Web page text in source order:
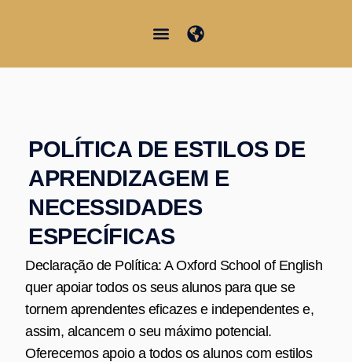
POLÍTICA DE ESTILOS DE
APRENDIZAGEM E
NECESSIDADES
ESPECÍFICAS
Declaração de Política: A Oxford School of English
quer apoiar todos os seus alunos para que se
tornem aprendentes eficazes e independentes e,
assim, alcancem o seu máximo potencial.
Oferecemos apoio a todos os alunos com estilos